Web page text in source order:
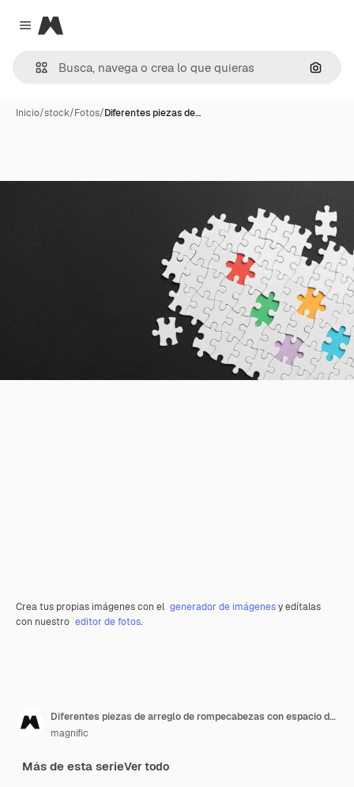
Close menu
Magnific
Inicio/stock/Fotos/Diferentes piezas de…
Crea tus propias imágenes con el generador de imágenesy edítalas
con nuestro editor de fotos.
Diferentes piezas de arreglo de rompecabezas con espacio de copia
magnific
Más de esta serieVer todo